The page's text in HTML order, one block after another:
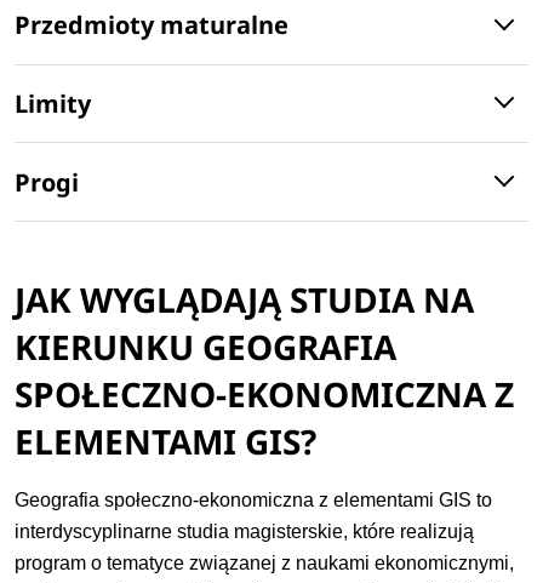
Przedmioty maturalne
Limity
Progi
JAK WYGLĄDAJĄ STUDIA NA
KIERUNKU GEOGRAFIA
SPOŁECZNO-EKONOMICZNA Z
ELEMENTAMI GIS?
Geografia społeczno-ekonomiczna z elementami GIS to
interdyscyplinarne studia magisterskie, które realizują
program o tematyce związanej z naukami ekonomicznymi,